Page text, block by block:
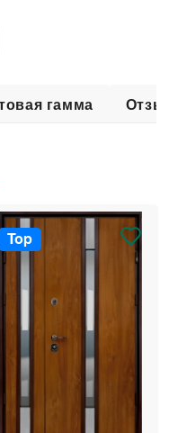
гамма
Top